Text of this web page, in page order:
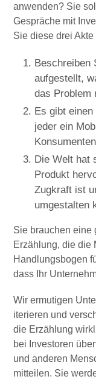
anwenden? Sie
Gespräche mit
Sie diese drei
Beschreiben
aufgestellt,
das Problem
Es gibt
jeder ein
Die Welt hat
Produkt
Zugkraft ist
umgestalten
Sie brauchen eine
Erzählung, die die
Handlungsbogen
dass Ihr
Wir ermutigen
iterieren und
die Erzählung
bei Investoren
und anderen
mitteilen. Sie